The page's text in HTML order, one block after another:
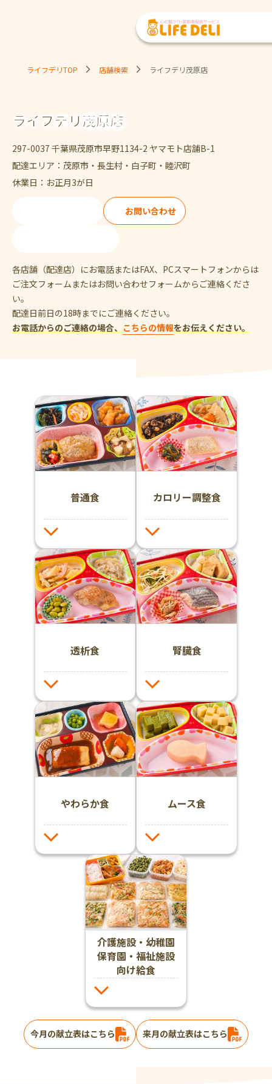
ライフデリTOP 店舗検索 ライフデリ茂原店
ライフデリ茂原店
297-0037 千葉県茂原市早野1134-2 ヤマモト店舗B-1
配達エリア：茂原市・長生村・白子町・睦沢町
休業日：お正月3が日
お問い合わせ
各店舗（配達店）にお電話またはFAX、PCスマートフォンからは
ご注文フォームまたはお問い合わせフォームからご連絡くださ
い。
配達日前日の18時までにご連絡ください。
お電話からのご連絡の場合、 こちらの情報をお伝えください。
普通食 カロリー調整食
透析食 腎臓食
やわらか食 ムース食
介護施設・幼稚園
保育園・福祉施設
向け給食
今月の献立表はこちら 来月の献立表はこちら